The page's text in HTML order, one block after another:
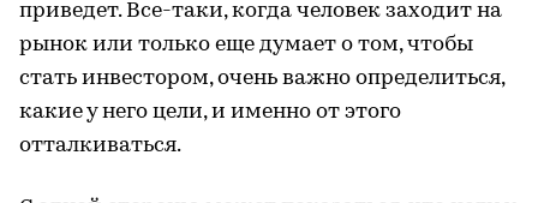
приведет. Все-таки, когда человек заходит на
рынок или только еще думает о том, чтобы
стать инвестором, очень важно определиться,
какие у него цели, и именно от этого
отталкиваться.